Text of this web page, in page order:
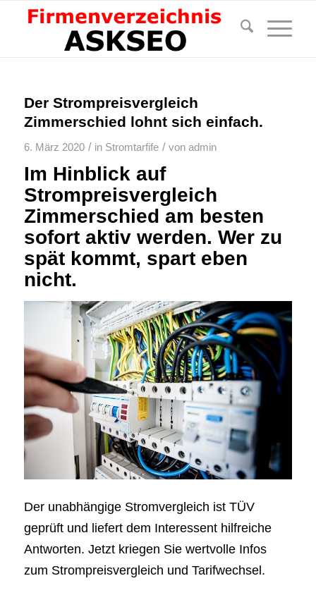
Der Strompreisvergleich
Zimmerschied lohnt sich einfach.
6. März 2020 / in Stromtarfife / von admin
Im Hinblick auf
Strompreisvergleich
Zimmerschied am besten
sofort aktiv werden. Wer zu
spät kommt, spart eben
nicht.
Der unabhängige Stromvergleich ist TÜV
geprüft und liefert dem Interessent hilfreiche
Antworten. Jetzt kriegen Sie wertvolle Infos
zum Strompreisvergleich und Tarifwechsel.